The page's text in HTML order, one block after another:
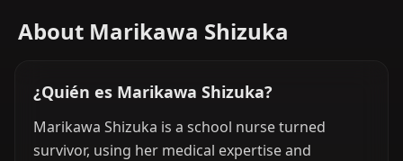
About Marikawa Shizuka
¿Quién es Marikawa Shizuka?
Marikawa Shizuka is a school nurse turned
survivor, using her medical expertise and